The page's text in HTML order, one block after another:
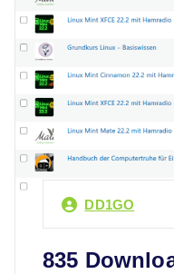
DD1GO
835